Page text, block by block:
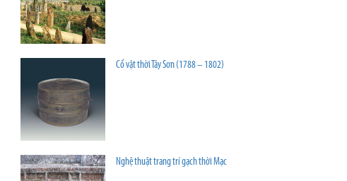
Cổ vật thời Tây Sơn (1788 – 1802)
Nghệ thuật trang trí gạch thời Mạc